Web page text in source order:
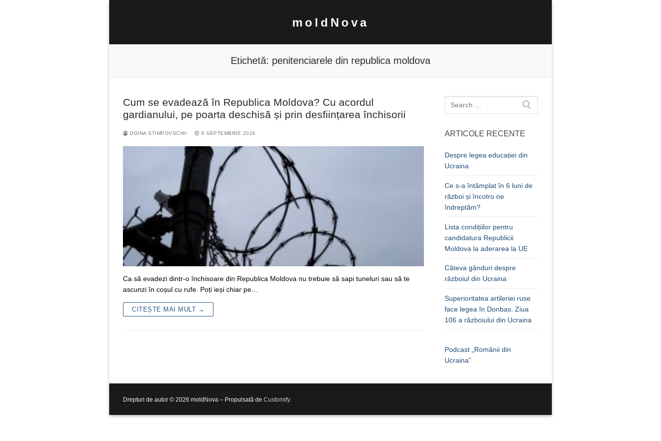
moldNova
după:
Etichetă: penitenciarele din republica moldova
Cum se evadează în Republica Moldova? Cu acordul
gardianului, pe poarta deschisă și prin desființarea închisorii
DOINA STIMPOVSCHII 9 SEPTEMBRIE 2016
Ca să evadezi dintr-o închisoare din Republica Moldova nu trebuie să sapi tuneluri sau să te
ascunzi în coșul cu rufe. Poți ieși chiar pe…
CITEȘTE MAI MULT →
Caută
după:
ARTICOLE RECENTE
Despre legea educației din
Ucraina
Ce s-a întâmplat în 6 luni de
război și încotro ne
îndreptăm?
Lista condițiilor pentru
candidatura Republicii
Moldova la aderarea la UE
Câteva gânduri despre
războiul din Ucraina
Superioritatea artileriei ruse
face legea în Donbas. Ziua
106 a războiului din Ucraina
Podcast „Românii din
Ucraina”
Drepturi de autor © 2026 moldNova – Propulsată de Customify.